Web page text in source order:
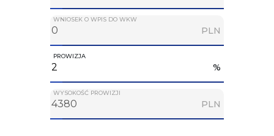
WNIOSEK O WPIS DO WKW
PLN
PROWIZJA
%
WYSOKOŚĆ PROWIZJI
PLN